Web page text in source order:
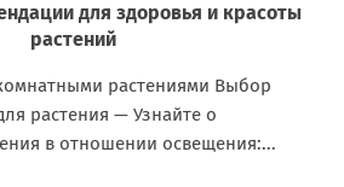
для здоровья и красоты
растений
растениями Выбор
растения — Узнайте о
в отношении освещения:...